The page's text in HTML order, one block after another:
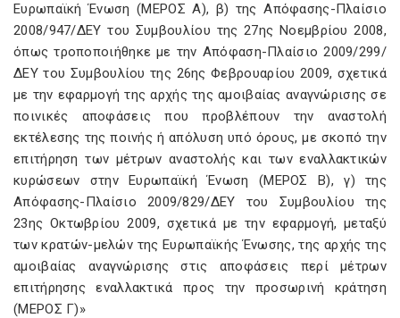
Ευρωπαϊκή Ένωση (ΜΕΡΟΣ Α), β) της Απόφασης-Πλαίσιο
2008/947/ΔΕΥ του Συμβουλίου της 27ης Νοεμβρίου 2008,
όπως τροποποιήθηκε με την Απόφαση-Πλαίσιο 2009/299/
ΔΕΥ του Συμβουλίου της 26ης Φεβρουαρίου 2009, σχετικά
με την εφαρμογή της αρχής της αμοιβαίας αναγνώρισης σε
ποινικές αποφάσεις που προβλέπουν την αναστολή
εκτέλεσης της ποινής ή απόλυση υπό όρους, με σκοπό την
επιτήρηση των μέτρων αναστολής και των εναλλακτικών
κυρώσεων στην Ευρωπαϊκή Ένωση (ΜΕΡΟΣ Β), γ) της
Απόφασης-Πλαίσιο 2009/829/ΔΕΥ του Συμβουλίου της
23ης Οκτωβρίου 2009, σχετικά με την εφαρμογή, μεταξύ
των κρατών-μελών της Ευρωπαϊκής Ένωσης, της αρχής της
αμοιβαίας αναγνώρισης στις αποφάσεις περί μέτρων
επιτήρησης εναλλακτικά προς την προσωρινή κράτηση
(ΜΕΡΟΣ Γ)»